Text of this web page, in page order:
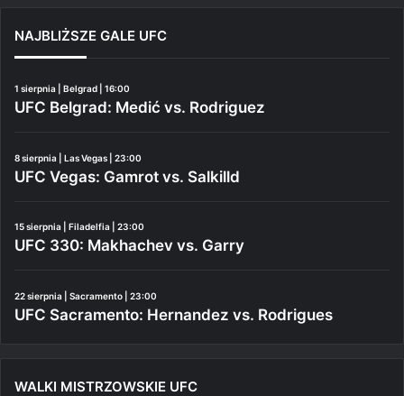
NAJBLIŻSZE GALE UFC
1 sierpnia | Belgrad | 16:00
UFC Belgrad: Medić vs. Rodriguez
8 sierpnia | Las Vegas | 23:00
UFC Vegas: Gamrot vs. Salkilld
15 sierpnia | Filadelfia | 23:00
UFC 330: Makhachev vs. Garry
22 sierpnia | Sacramento | 23:00
UFC Sacramento: Hernandez vs. Rodrigues
WALKI MISTRZOWSKIE UFC